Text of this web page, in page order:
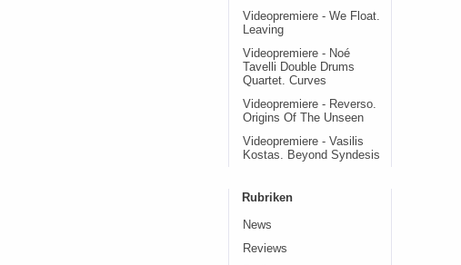
Videopremiere - We Float.
Leaving
Videopremiere - Noé
Tavelli Double Drums
Quartet. Curves
Videopremiere - Reverso.
Origins Of The Unseen
Videopremiere - Vasilis
Kostas. Beyond Syndesis
Rubriken
News
Reviews